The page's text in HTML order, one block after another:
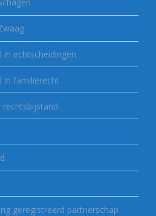
in echtscheidingen
in familierecht
rechtsbijstand
geregistreerd partnerschap